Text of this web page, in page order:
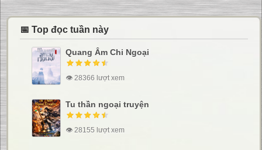
📅 Top đọc tuần này
Quang Âm Chi Ngoại
👁 28366 lượt xem
Tu thần ngoại truyện
👁 28155 lượt xem